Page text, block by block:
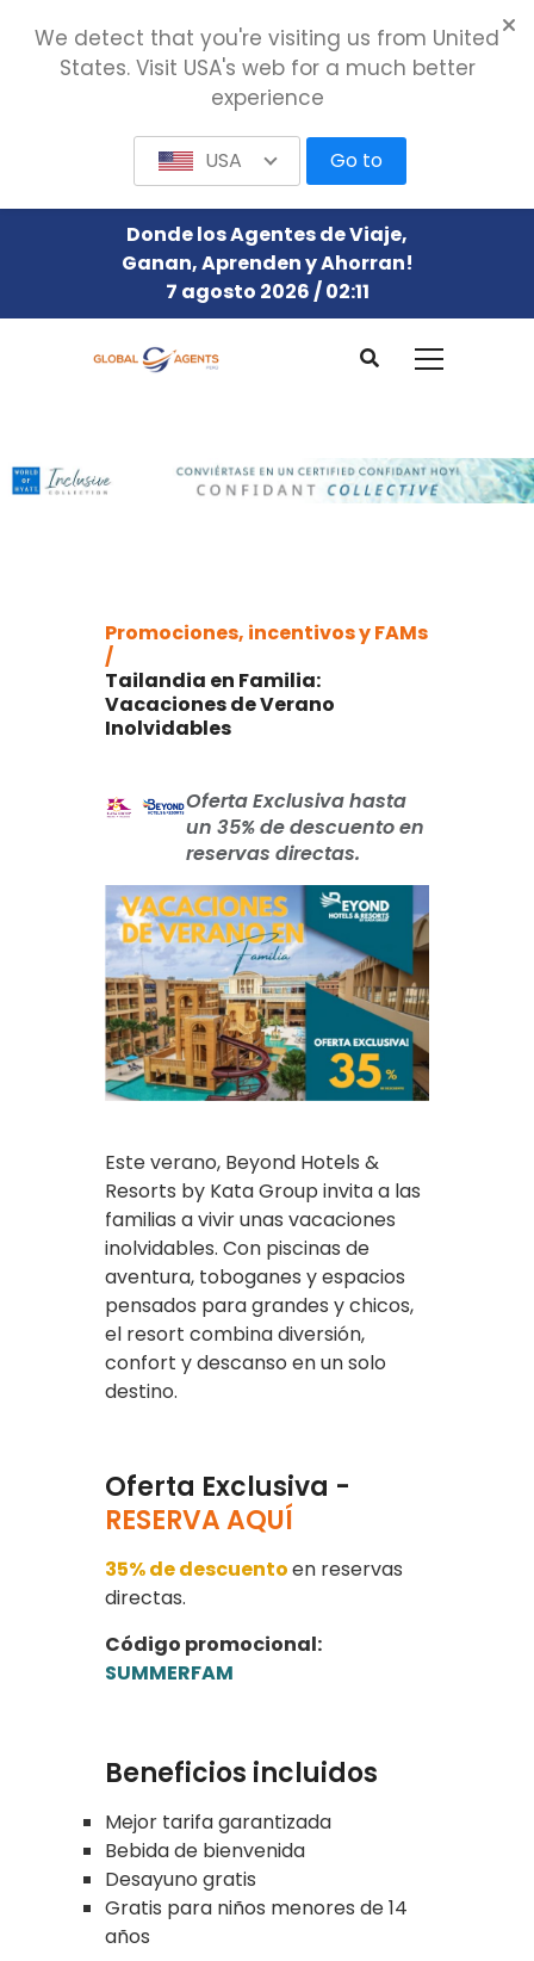
Donde los Agentes de Viaje,
Ganan, Aprenden y Ahorran!
7 agosto 2026 / 02:11
Promociones, incentivos y FAMs
/
Tailandia en Familia:
Vacaciones de Verano
Inolvidables
Oferta Exclusiva hasta
un 35% de descuento en
reservas directas.
Este verano, Beyond Hotels &
Resorts by Kata Group invita a las
familias a vivir unas vacaciones
inolvidables. Con piscinas de
aventura, toboganes y espacios
pensados para grandes y chicos,
el resort combina diversión,
confort y descanso en un solo
destino.
Oferta Exclusiva -
RESERVA AQUÍ
35% de descuentoen reservas
directas.
Código promocional:
SUMMERFAM
Beneficios incluidos
Mejor tarifa garantizada
Bebida de bienvenida
Desayuno gratis
Gratis para niños menores de 14
años
We detect that you're visiting us from United
States. Visit USA's web for a much better
experience
USA Go to